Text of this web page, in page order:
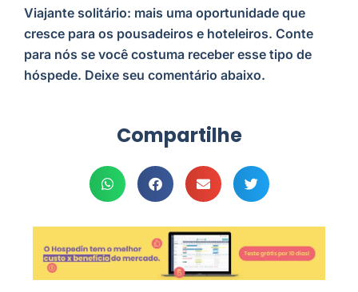
Viajante solitário: mais uma oportunidade que
cresce para os pousadeiros e hoteleiros. Conte
para nós se você costuma receber esse tipo de
hóspede. Deixe seu comentário abaixo.
Compartilhe